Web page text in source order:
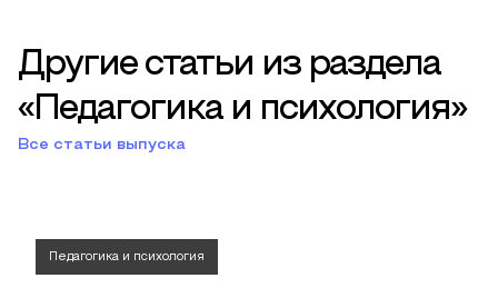
Другие статьи из раздела
«Педагогика и психология»
Все статьи выпуска
Педагогика и психология